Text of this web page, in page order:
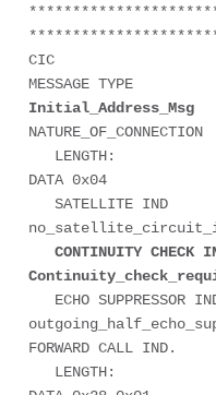
CIC
MESSAGE TYPE
Initial_Address_Msg
DATA 0x04
CONTINUITY
FORWARD CALL